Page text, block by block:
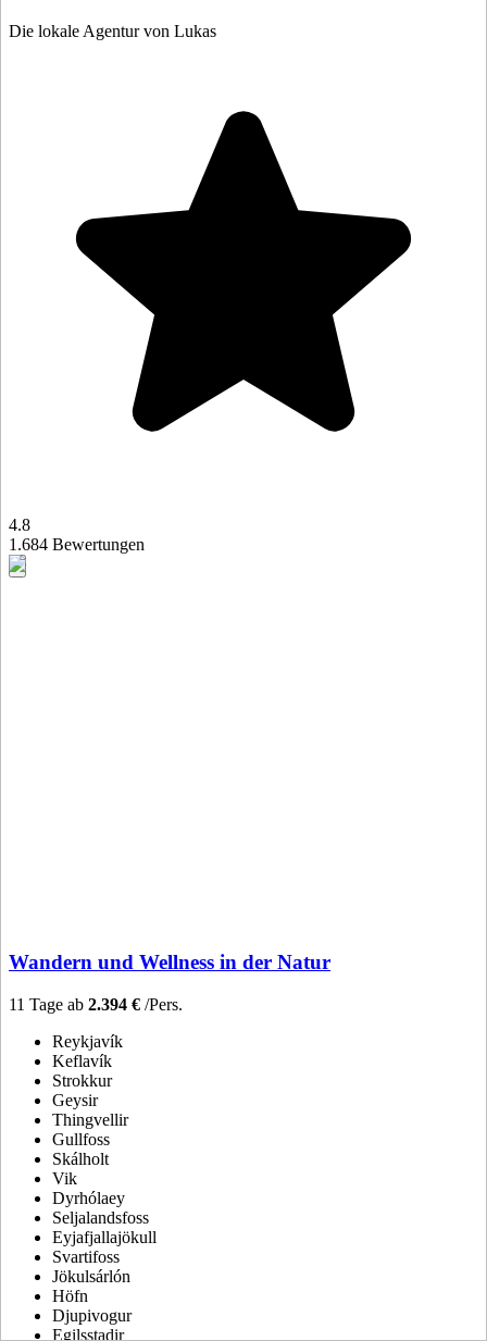
Die lokale Agentur von Lukas
4.8
1.684 Bewertungen
Wandern und Wellness in der Natur
11 Tage ab 2.394 € /Pers.
Reykjavík
Keflavík
Strokkur
Geysir
Thingvellir
Gullfoss
Skálholt
Vik
Dyrhólaey
Seljalandsfoss
Eyjafjallajökull
Svartifoss
Jökulsárlón
Höfn
Djupivogur
Egilsstadir